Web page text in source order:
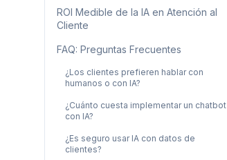
ROI Medible de la IA en Atención al
Cliente
FAQ: Preguntas Frecuentes
¿Los clientes prefieren hablar con
humanos o con IA?
¿Cuánto cuesta implementar un chatbot
con IA?
¿Es seguro usar IA con datos de
clientes?